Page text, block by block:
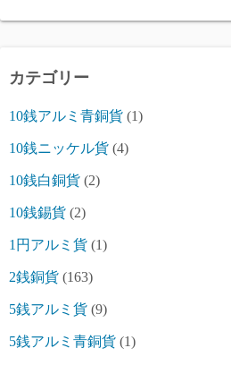
カテゴリー
10銭アルミ青銅貨 (1)
10銭ニッケル貨 (4)
10銭白銅貨 (2)
10銭錫貨 (2)
1円アルミ貨 (1)
2銭銅貨 (163)
5銭アルミ貨 (9)
5銭アルミ青銅貨 (1)